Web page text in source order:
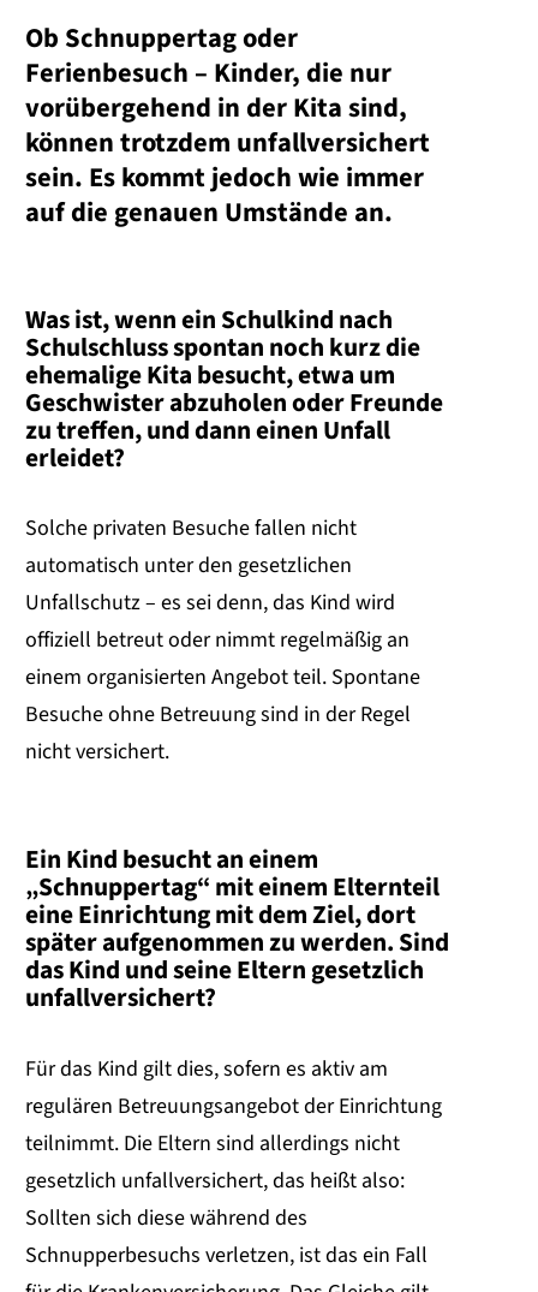
Ob Schnuppertag oder
Ferienbesuch – Kinder, die nur
vorübergehend in der Kita sind,
können trotzdem unfallversichert
sein. Es kommt jedoch wie immer
auf die genauen Umstände an.
Was ist, wenn ein Schulkind nach
Schulschluss spontan noch kurz die
ehemalige Kita besucht, etwa um
Geschwister abzuholen oder Freunde
zu treffen, und dann einen Unfall
erleidet?
Solche privaten Besuche fallen nicht
automatisch unter den gesetzlichen
Unfallschutz – es sei denn, das Kind wird
offiziell betreut oder nimmt regelmäßig an
einem organisierten Angebot teil. Spontane
Besuche ohne Betreuung sind in der Regel
nicht versichert.
Ein Kind besucht an einem
„Schnuppertag“ mit einem Elternteil
eine Einrichtung mit dem Ziel, dort
später aufgenommen zu werden. Sind
das Kind und seine Eltern gesetzlich
unfallversichert?
Für das Kind gilt dies, sofern es aktiv am
regulären Betreuungsangebot der Einrichtung
teilnimmt. Die Eltern sind allerdings nicht
gesetzlich unfallversichert, das heißt also:
Sollten sich diese während des
Schnupperbesuchs verletzen, ist das ein Fall